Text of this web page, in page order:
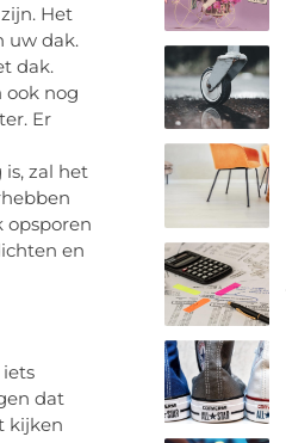
Het
uw dak.
dak.
ook nog
Er
zal het
opsporen
en
dat
kijken